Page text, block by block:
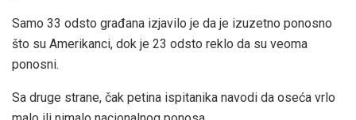
Samo 33 odsto građana izjavilo je da je izuzetno ponosno
što su Amerikanci, dok je 23 odsto reklo da su veoma
ponosni.
Sa druge strane, čak petina ispitanika navodi da oseća vrlo